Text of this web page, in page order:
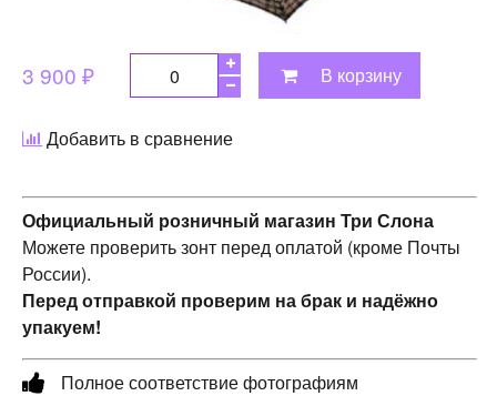
3 900 ₽ В корзину
Добавить в сравнение
Официальный розничный магазин Три Слона
Можете проверить зонт перед оплатой (кроме Почты
России).
Перед отправкой проверим на брак и надёжно
упакуем!
Полное соответствие фотографиям